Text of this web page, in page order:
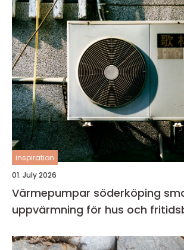
inspiration
01. July 2026
Värmepumpar söderköping smart
uppvärmning för hus och